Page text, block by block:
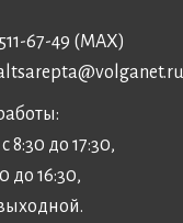
67-49 (MAX)
8:30 до 17:30,
до 16:30,